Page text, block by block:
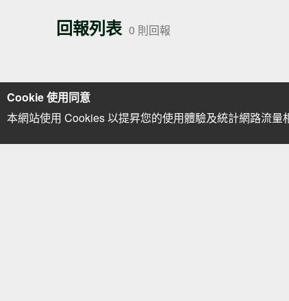
回報列表 0 則回報
Cookie 使用同意
本網站使用 Cookies 以提昇您的使用體驗及統計網路流